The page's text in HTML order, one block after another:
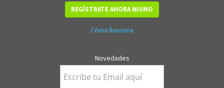
REGÍSTRATE AHORA MISMO
Cómo funciona
Novedades